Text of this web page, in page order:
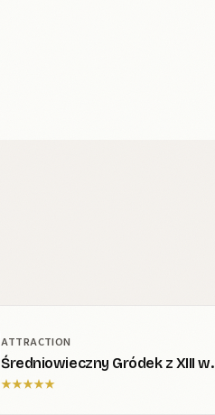
ATTRACTION
Średniowieczny Gródek z XIII w.
★★★★★